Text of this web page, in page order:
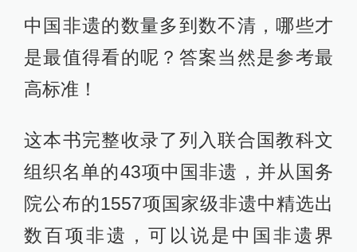
跳上2米多高的梅花桩，完成翻滚、跳
跃、倒立等高难度动作。这哪是舞
狮，根本是真人版武侠片！
西南地区更是宝藏，民族多、花样也
多，神秘感拉满！
比如侗族大歌，这是几十人或几百人
的大合唱。声部复杂到让人惊叹，中